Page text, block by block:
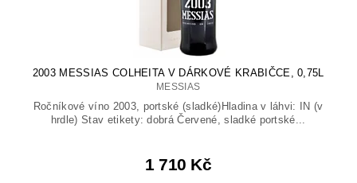
2003 MESSIAS COLHEITA V DÁRKOVÉ KRABIČCE, 0,75L
MESSIAS
Ročníkové víno 2003, portské (sladké)Hladina v láhvi: IN (v
hrdle) Stav etikety: dobrá Červené, sladké portské...
1 710 Kč